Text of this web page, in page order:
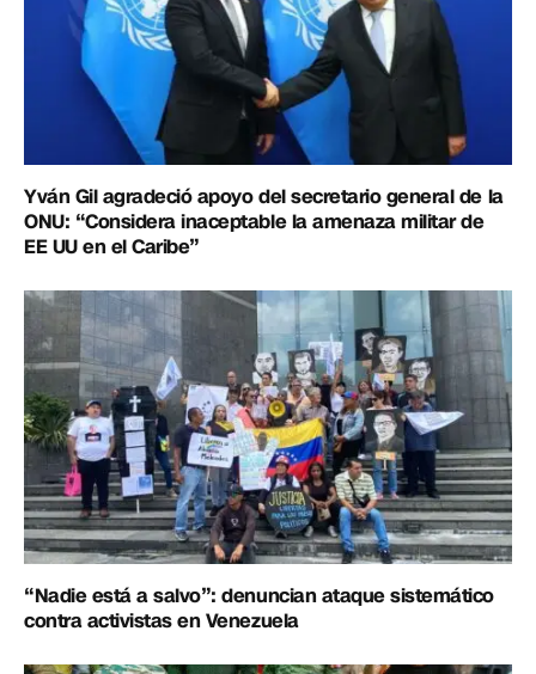
Yván Gil agradeció apoyo del secretario general de la
ONU: “Considera inaceptable la amenaza militar de
EE UU en el Caribe”
“Nadie está a salvo”: denuncian ataque sistemático
contra activistas en Venezuela